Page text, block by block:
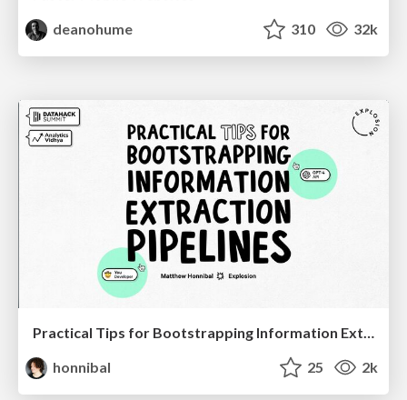
deanohume
310 32k
Practical Tips for Bootstrapping Information Extraction Pipelines
honnibal
25 2k